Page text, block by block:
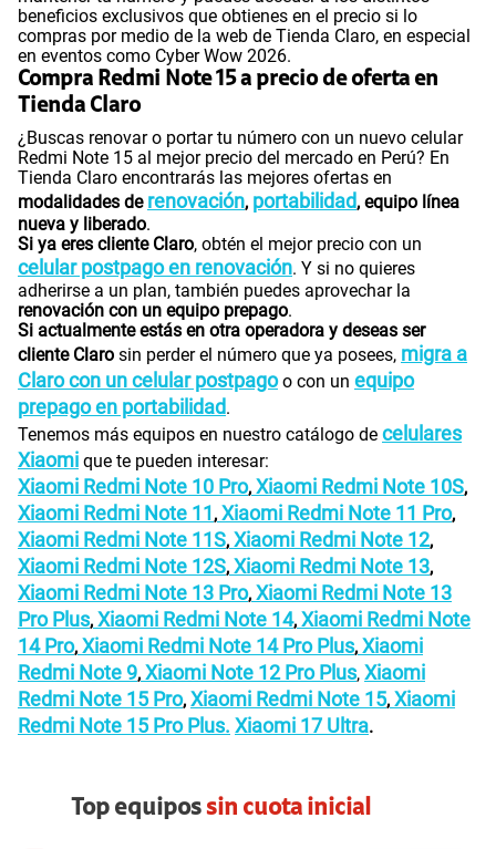
beneficios exclusivos que obtienes en el precio si lo
compras por medio de la web de Tienda Claro, en especial
en eventos como Cyber Wow 2026.
Compra Redmi Note 15 a precio de oferta en
Tienda Claro
¿Buscas renovar o portar tu número con un nuevo celular
Redmi Note 15 al mejor precio del mercado en Perú? En
Tienda Claro encontrarás las mejores ofertas en
modalidades de renovación, portabilidad, equipo línea
nueva y liberado.
Si ya eres cliente Claro, obtén el mejor precio con un
celular postpago en renovación. Y si no quieres
adherirse a un plan, también puedes aprovechar la
renovación con un equipo prepago.
Si actualmente estás en otra operadora y deseas ser
cliente Claro sin perder el número que ya posees, migra a
Claro con un celular postpagoo con un equipo
prepago en portabilidad.
Tenemos más equipos en nuestro catálogo de celulares
Xiaomi que te pueden interesar:
Xiaomi Redmi Note 10 Pro, Xiaomi Redmi Note 10S,
Xiaomi Redmi Note 11, Xiaomi Redmi Note 11 Pro,
Xiaomi Redmi Note 11S, Xiaomi Redmi Note 12,
Xiaomi Redmi Note 12S, Xiaomi Redmi Note 13,
Xiaomi Redmi Note 13 Pro, Xiaomi Redmi Note 13
Pro Plus, Xiaomi Redmi Note 14, Xiaomi Redmi Note
14 Pro, Xiaomi Redmi Note 14 Pro Plus, Xiaomi
Redmi Note 9, Xiaomi Note 12 Pro Plus, Xiaomi
Redmi Note 15 Pro, Xiaomi Redmi Note 15, Xiaomi
Redmi Note 15 Pro Plus. Xiaomi 17 Ultra.
Top equipossin cuota inicial